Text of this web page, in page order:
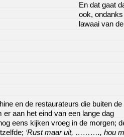
En dat gaat
ook,
lawaai van de
en de restaurateurs die buiten
er aan het eind van een lange dag
eens kijken vroeg in de morgen;
‘Rust maar uit, ………., hou